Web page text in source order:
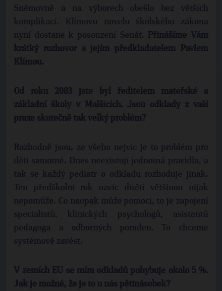
Sněmovně a na výborech obešlo bez větších
komplikací. Klímovu novelu školského zákona
nyní dostane k posouzení Senát.
Přinášíme Vám
krátký rozhovor s jejím předkladatelem Pavlem
Klímou.
Od roku 2003 jste byl ředitelem mateřské a
základní školy v Malšicích. Jsou odklady z vaší
praxe skutečně tak velký problém?
Rozhodně jsou, ze všeho nejvíc je to problém pro
děti samotné. Dnes neexistují jednotná pravidla, a
tak se každý pediatr o odkladu rozhoduje jinak.
Ten předškolní rok navíc dítěti většinou nijak
nepomůže. Co naopak může pomoci, to je zapojení
specialistů, klinických psychologů, asistentů
pedagoga a odborných poraden. To chceme
systémově zavést.
V zemích EU se míra odkladů pohybuje okolo 5 %.
Jak je možné, že je to u nás pětinásobek?